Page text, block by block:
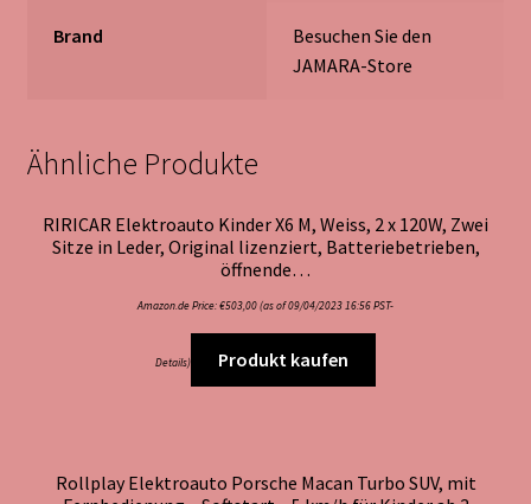
Brand
Besuchen Sie den
JAMARA-Store
Ähnliche Produkte
RIRICAR Elektroauto Kinder X6 M, Weiss, 2 x 120W, Zwei
Sitze in Leder, Original lizenziert, Batteriebetrieben,
öffnende…
Amazon.de Price:€503,00(as of 09/04/2023 16:56 PST-
Details) Produkt kaufen
Rollplay Elektroauto Porsche Macan Turbo SUV, mit